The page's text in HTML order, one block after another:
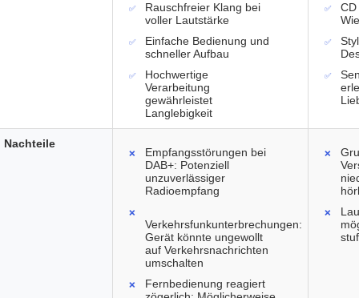
Rauschfreier Klang bei
voller Lautstärke
Einfache Bedienung und
schneller Aufbau
Hochwertige
Verarbeitung
gewährleistet
Langlebigkeit
Empfangsstörungen bei
DAB+: Potenziell
unzuverlässiger
Radioempfang
Verkehrsfunkunterbrechungen:
Gerät könnte ungewollt
auf Verkehrsnachrichten
umschalten
Fernbedienung reagiert
Nachteile